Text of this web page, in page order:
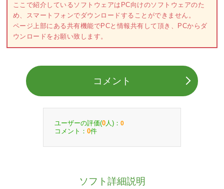
ここで紹介しているソフトウェアはPC向けのソフトウェアのた
め、スマートフォンでダウンロードすることができません。
ページ上部にある共有機能でPCと情報共有して頂き、PCからダ
ウンロードをお願い致します。
コメント
ユーザーの評価(0 人)： 0
コメント： 0件
ソフト詳細説明